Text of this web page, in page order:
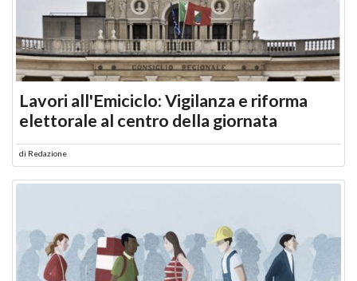
Lavori all'Emiciclo: Vigilanza e riforma
elettorale al centro della giornata
di Redazione